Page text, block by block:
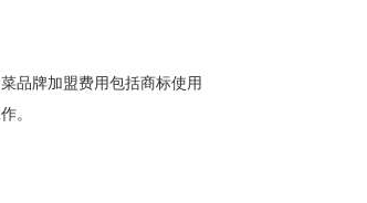
品牌加盟费用包括商标使用
。